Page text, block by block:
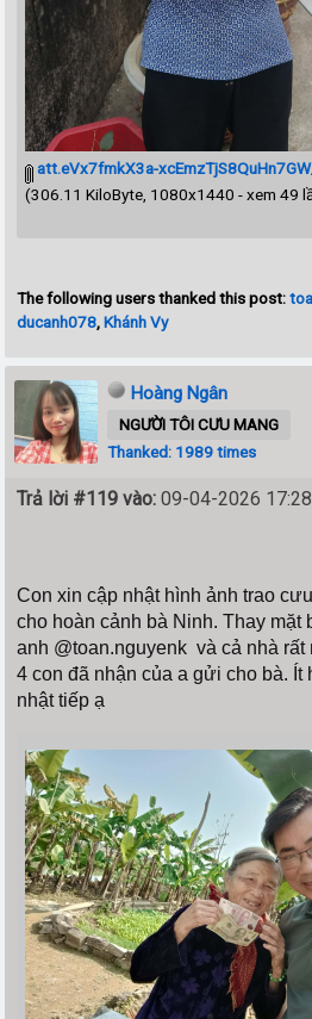
att.eVx7fmkX3a-
(306.11 KiloByte, 1080x1440 - xem 49
The following users thanked this post:
ducanh078,Khánh Vy
Hoàng Ngân
NGƯỜI TÔI CƯU MANG
Thanked: 1989 times
Trả lời #119 vào: 09-04-2026
Con xin cập nhật hình ảnh trao
cho hoàn cảnh bà Ninh. Thay mặt
anh @toan.nguyenk và cả nhà rất
4 con đã nhận của a gửi cho bà. Ít
nhật tiếp ạ